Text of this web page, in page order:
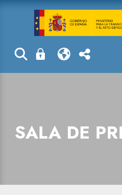
Sala
SALA DE